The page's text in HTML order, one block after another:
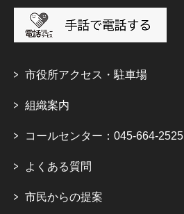
市役所アクセス・駐車場
組織案内
コールセンター：045-664-2525
よくある質問
市民からの提案